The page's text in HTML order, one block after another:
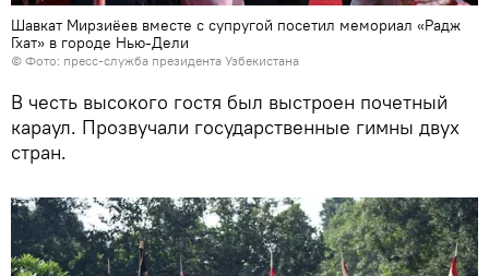
Шавкат Мирзиёев вместе с супругой посетил мемориал «Радж
Гхат» в городе Нью-Дели
© Фото: пресс-служба президента Узбекистана
В честь высокого гостя был выстроен почетный
караул. Прозвучали государственные гимны двух
стран.